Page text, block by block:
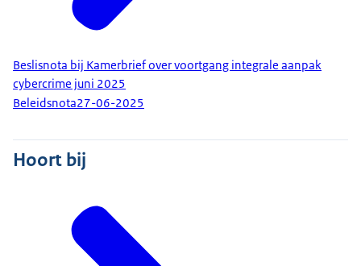
Beslisnota bij Kamerbrief over voortgang integrale aanpak
cybercrime juni 2025
Beleidsnota27-06-2025
Hoort bij